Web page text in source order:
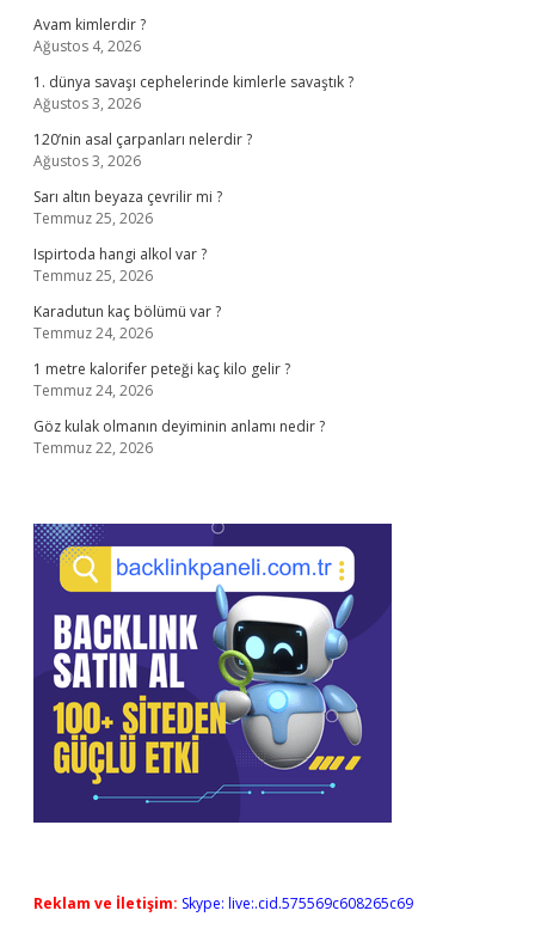
Avam kimlerdir ?
Ağustos 4, 2026
1. dünya savaşı cephelerinde kimlerle savaştık ?
Ağustos 3, 2026
120’nin asal çarpanları nelerdir ?
Ağustos 3, 2026
Sarı altın beyaza çevrilir mi ?
Temmuz 25, 2026
Ispirtoda hangi alkol var ?
Temmuz 25, 2026
Karadutun kaç bölümü var ?
Temmuz 24, 2026
1 metre kalorifer peteği kaç kilo gelir ?
Temmuz 24, 2026
Göz kulak olmanın deyiminin anlamı nedir ?
Temmuz 22, 2026
Reklam ve İletişim: Skype: live:.cid.575569c608265c69